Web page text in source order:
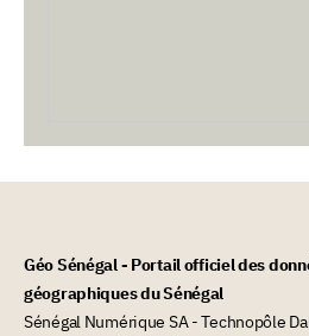
Géo Sénégal - Portail officiel des
géographiques du Sénégal
Sénégal Numérique SA - Technopôle